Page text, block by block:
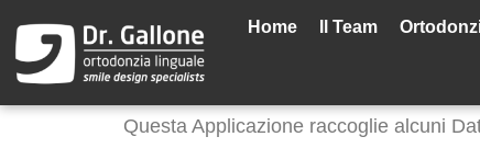
contenuto
Home Il Team
Questa Applicazione raccoglie alcuni